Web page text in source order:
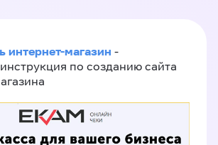
интернет-магазин -
по созданию сайта